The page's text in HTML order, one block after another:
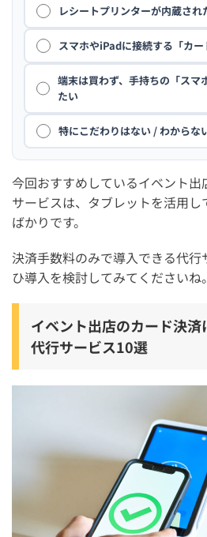
レシートプリンターが内蔵さ
スマホやiPadに接続する「カ
端末は買わず、手持ちの「スマ
たい
特にこだわりはない / わからな
今回おすすめしているイベント
サービスは、タブレットを活用
ばかりです。
決済手数料のみで導入できる代
ひ導入を検討してみてくださいね。
イベント出店のカード決
代行サービス10選